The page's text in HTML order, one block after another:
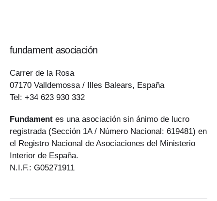
fundament asociación
Carrer de la Rosa
07170 Valldemossa / Illes Balears, España
Tel: +34 623 930 332
Fundament es una asociación sin ánimo de lucro
registrada (Sección 1A / Número Nacional: 619481) en
el Registro Nacional de Asociaciones del Ministerio
Interior de España.
N.I.F.: G05271911